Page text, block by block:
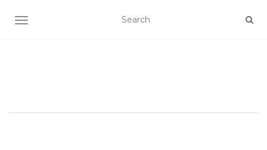
SCHALTE NAVIGATION